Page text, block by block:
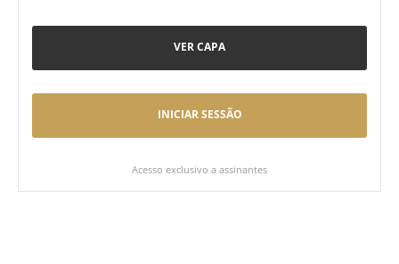
VER CAPA
INICIAR SESSÃO
Acesso exclusivo a assinantes